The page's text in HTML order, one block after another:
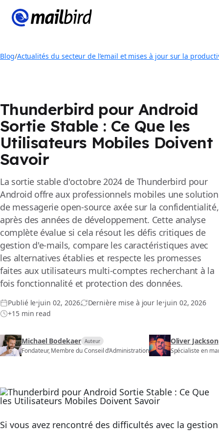
Blog/Actualités du secteur de l’email et mises à jour sur la
Thunderbird pour Android
Sortie Stable : Ce Que les
Utilisateurs Mobiles Doivent
Savoir
La sortie stable d'octobre 2024 de Thunderbird pour
Android offre aux professionnels mobiles une solution
de messagerie open-source axée sur la confidentialité,
après des années de développement. Cette analyse
complète évalue si cela résout les défis critiques de
gestion d'e-mails, compare les caractéristiques avec
les alternatives établies et respecte les promesses
faites aux utilisateurs multi-comptes recherchant à la
fois fonctionnalité et protection des données.
Publié le•juin 02, 2026 Dernière mise à jour le•juin 02, 2026
+15 min read
Michael Bodekaer Auteur
Fondateur, Membre du Conseil d’Administration
Oliver Jackson
Spécialiste en
Si vous avez rencontré des difficultés avec la gestion